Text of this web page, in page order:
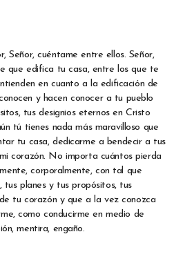
Señor, cuéntame entre ellos. Señor,
que edifica tu casa, entre los que te
en cuanto a la edificación de
y hacen conocer a tu pueblo
tus designios eternos en Cristo
tú tienes nada más maravilloso que
tu casa, dedicarme a bendecir a tus
corazón. No importa cuántos pierda
corporalmente, con tal que
planes y tus propósitos, tus
tu corazón y que a la vez conozca
como conducirme en medio de
mentira, engaño.